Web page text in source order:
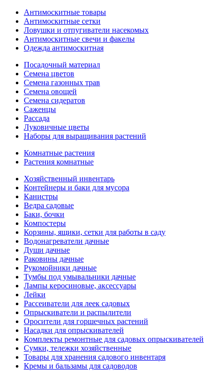
Антимоскитные товары
Антимоскитные сетки
Ловушки и отпугиватели насекомых
Антимоскитные свечи и факелы
Одежда антимоскитная
Посадочный материал
Семена цветов
Семена газонных трав
Семена овощей
Семена сидератов
Саженцы
Рассада
Луковичные цветы
Наборы для выращивания растений
Комнатные растения
Растения комнатные
Хозяйственный инвентарь
Контейнеры и баки для мусора
Канистры
Ведра садовые
Баки, бочки
Компостеры
Корзины, ящики, сетки для работы в саду
Водонагреватели дачные
Души дачные
Раковины дачные
Рукомойники дачные
Тумбы под умывальники дачные
Лампы керосиновые, аксессуары
Лейки
Рассеиватели для леек садовых
Опрыскиватели и распылители
Оросители для горшечных растений
Насадки для опрыскивателей
Комплекты ремонтные для садовых опрыскивателей
Сумки, тележки хозяйственные
Товары для хранения садового инвентаря
Кремы и бальзамы для садоводов